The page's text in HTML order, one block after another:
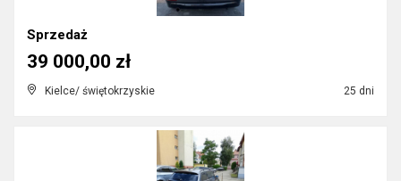
Sprzedaż
Kielce/ świętokrzyskie 25 dni
39 000,00 zł